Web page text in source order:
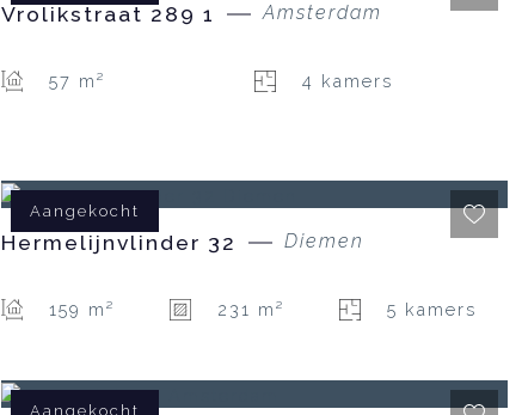
Vrolikstraat 289 1 Amsterdam
57 m² 4 kamers
Aangekocht
Hermelijnvlinder 32 Diemen
159 m² 231 m² 5 kamers
Aangekocht